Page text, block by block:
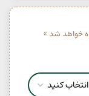
خواهد شد »